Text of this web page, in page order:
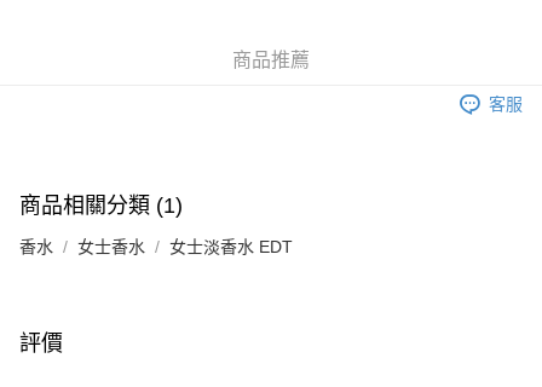
相關說明
銀行匯款 請將存款存到以下銀行帳戶，並於存款單據寫上訂單編號後電郵至
eshop@colourmix-cosmetics.com** **我們不會處理沒有提供存款單據的訂
送貨方式
商品推薦
客服
商品相關分類 (1)
香水 女士香水 女士淡香水 EDT
評價